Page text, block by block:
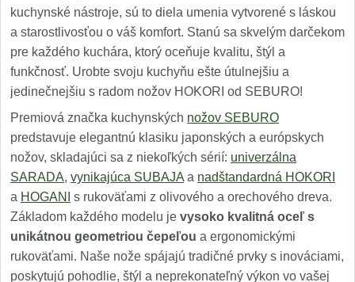
kuchynské nástroje, sú to diela umenia vytvorené s láskou
a starostlivosťou o váš komfort. Stanú sa skvelým darčekom
pre každého kuchára, ktorý oceňuje kvalitu, štýl a
funkčnosť. Urobte svoju kuchyňu ešte útulnejšiu a
jedinečnejšiu s radom nožov HOKORI od SEBURO!
Premiová značka kuchynských nožov SEBURO
predstavuje elegantnú klasiku japonských a európskych
nožov, skladajúci sa z niekoľkých sérií: univerzálna
SARADA, vynikajúca SUBAJA a nadštandardná HOKORI
a HOGANI
s rukoväťami z olivového a orechového dreva.
Základom každého modelu je vysoko kvalitná oceľ s
unikátnou geometriou čepeľou a ergonomickými
rukoväťami. Naše nože spájajú tradičné prvky s inováciami,
poskytujú pohodlie, štýl a neprekonateľný výkon vo vašej